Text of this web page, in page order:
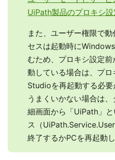
UiPath製品のプロキシ
また、ユーザー権限で
セスは起動時に
むため、プロキシ設定
動している場合は、プ
Studioを再起動する必
うまくいかない場合は
細画面から「UiPath」
ス（
終了するかPCを再起動